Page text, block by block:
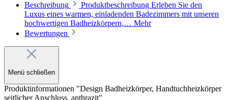
Beschreibung
Produktbeschreibung Erleben Sie den
Luxus eines warmen, einladenden Badezimmers mit unseren
hochwertigen Badheizkörpern,… Mehr
Bewertungen
Menü schließen
Produktinformationen "Design Badheizkörper, Handtuchheizkörper
seitlicher Anschluss, anthrazit"